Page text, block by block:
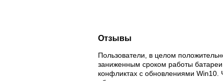
Отзывы
Пользователи, в целом
заниженным сроком работы
конфликтах с обновлениями